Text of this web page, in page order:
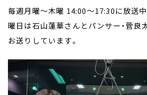
毎週月曜～木曜 14:00～17:30に放送中
曜日は石山蓮華さんとパンサー・菅良
お送りしています。